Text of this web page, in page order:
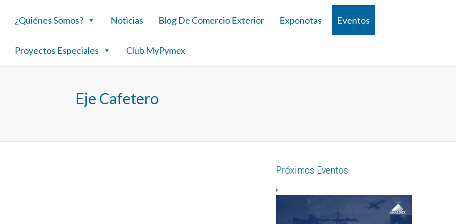
¿Quiénes Somos? Noticias Blog De Comercio Exterior Exponotas Eventos
Proyectos Especiales Club MyPymex
Eje Cafetero
Próximos Eventos